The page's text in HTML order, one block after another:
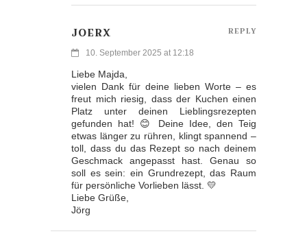
JOERX
10. September 2025 at 12:18
Liebe Majda,
vielen Dank für deine lieben Worte – es
freut mich riesig, dass der Kuchen einen
Platz unter deinen Lieblingsrezepten
gefunden hat! 😊 Deine Idee, den Teig
etwas länger zu rühren, klingt spannend –
toll, dass du das Rezept so nach deinem
Geschmack angepasst hast. Genau so
soll es sein: ein Grundrezept, das Raum
für persönliche Vorlieben lässt. 💛
Liebe Grüße,
Jörg
REPLY